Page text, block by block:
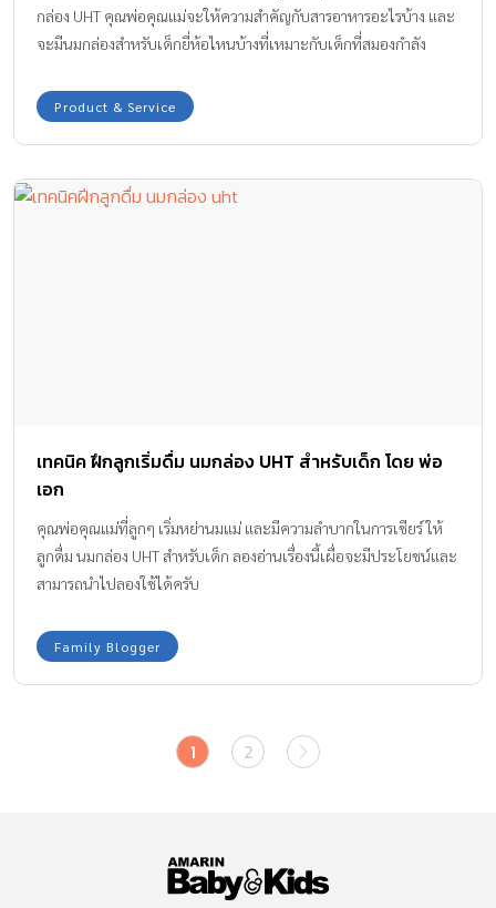
กล่อง UHT คุณพ่อคุณแม่จะให้ความสำคัญกับสารอาหารอะไรบ้าง และ
จะมีนมกล่องสำหรับเด็กยี่ห้อไหนบ้างที่เหมาะกับเด็กที่สมองกำลัง
Product & Service
เทคนิค ฝึกลูกเริ่มดื่ม นมกล่อง UHT สำหรับเด็ก โดย พ่อ
เอก
คุณพ่อคุณแม่ที่ลูกๆ เริ่มหย่านมแม่ และมีความลำบากในการเชียร์ ให้
ลูกดื่ม นมกล่อง UHT สำหรับเด็ก ลองอ่านเรื่องนี้เผื่อจะมีประโยชน์และ
สามารถนำไปลองใช้ได้ครับ
Family Blogger
1 2